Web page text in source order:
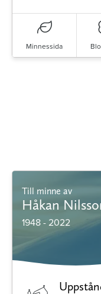
Minnessida
Till minne av
Håkan
1948 - 2022